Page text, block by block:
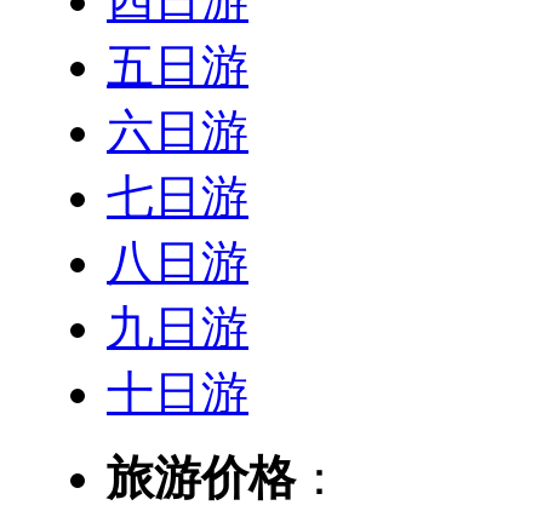
五日游
六日游
七日游
八日游
九日游
十日游
旅游价格：